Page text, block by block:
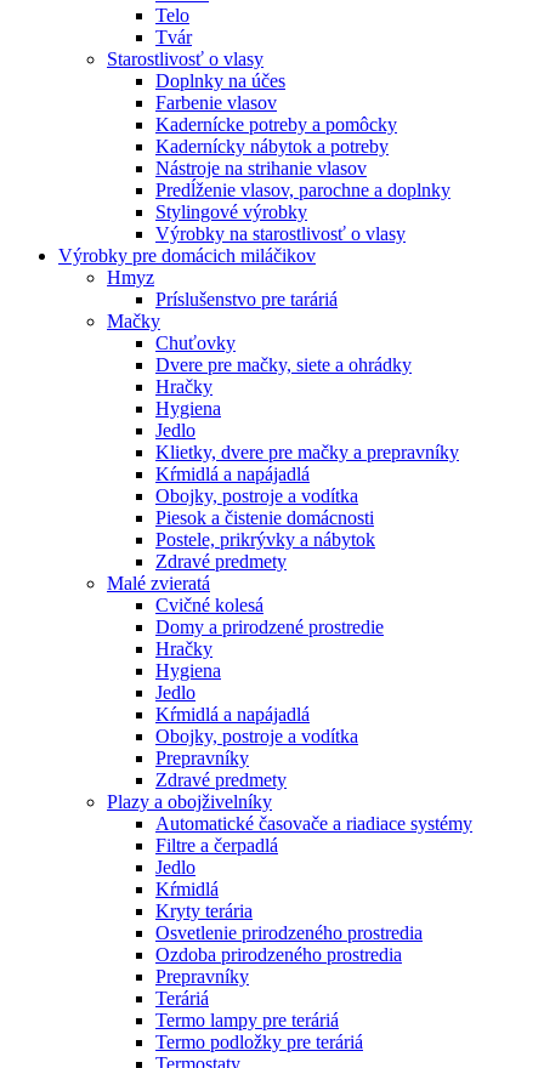
Telo
Tvár
Starostlivosť o vlasy
Doplnky na účes
Farbenie vlasov
Kadernícke potreby a pomôcky
Kadernícky nábytok a potreby
Nástroje na strihanie vlasov
Predĺženie vlasov, parochne a doplnky
Stylingové výrobky
Výrobky na starostlivosť o vlasy
Výrobky pre domácich miláčikov
Hmyz
Príslušenstvo pre taráriá
Mačky
Chuťovky
Dvere pre mačky, siete a ohrádky
Hračky
Hygiena
Jedlo
Klietky, dvere pre mačky a prepravníky
Kŕmidlá a napájadlá
Obojky, postroje a vodítka
Piesok a čistenie domácnosti
Postele, prikrývky a nábytok
Zdravé predmety
Malé zvieratá
Cvičné kolesá
Domy a prirodzené prostredie
Hračky
Hygiena
Jedlo
Kŕmidlá a napájadlá
Obojky, postroje a vodítka
Prepravníky
Zdravé predmety
Plazy a obojživelníky
Automatické časovače a riadiace systémy
Filtre a čerpadlá
Jedlo
Kŕmidlá
Kryty terária
Osvetlenie prirodzeného prostredia
Ozdoba prirodzeného prostredia
Prepravníky
Teráriá
Termo lampy pre teráriá
Termo podložky pre teráriá
Termostaty